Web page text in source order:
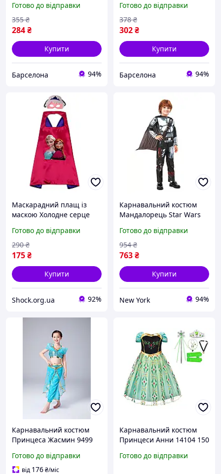
barca
Готово до відправки
284₴
355 ₴
Купити
Барселона 94%
фіолетовий barca
Готово до відправки
302₴
378 ₴
Купити
Барселона 94%
Маскарадний плащ із
маскою Холодне серце
Готово до відправки
175₴
290 ₴
Купити
Shock.org.ua 92%
Карнавальний костюм
Мандалорець Star Wars
9503 S newyork
Готово до відправки
763₴
954 ₴
Купити
New York 94%
Карнавальний костюм
Принцеса Жасмин 9499
Готово до відправки
від 176₴/міс
Карнавальний костюм
Принцеси Анни 14104 150
Готово до відправки